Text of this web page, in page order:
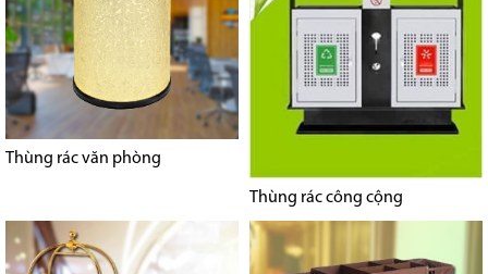
Thùng rác văn phòng
Thùng rác công cộng